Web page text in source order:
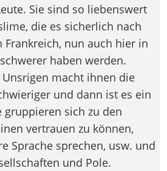
Sie sind so liebenswert
die es sicherlich nach
Frankreich, nun auch hier in
haben werden.
macht ihnen die
und dann ist es ein
gruppieren sich zu den
vertrauen zu können,
Sprache sprechen, usw. und
und Pole.